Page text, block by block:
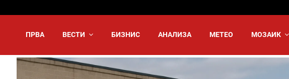
ПРВА ВЕСТИ БИЗНИС АНАЛИЗА МЕТЕО МОЗАИК